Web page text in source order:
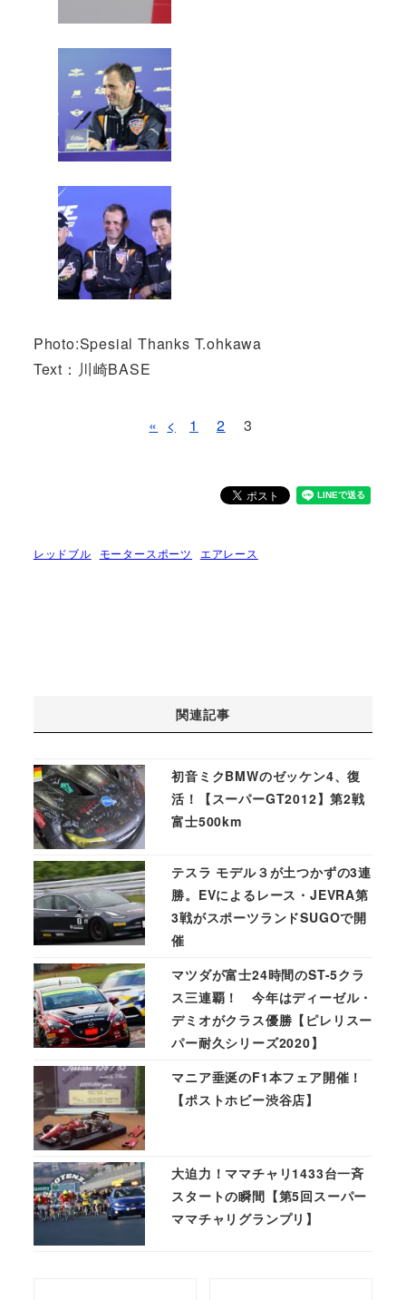
Photo:Spesial Thanks T.ohkawa
Text：川崎BASE
« < 1 2 3
レッドブル モータースポーツ エアレース
関連記事
初音ミクBMWのゼッケン4、復
活！【スーパーGT2012】第2戦
富士500km
テスラ モデル３が土つかずの3連
勝。EVによるレース・JEVRA第
3戦がスポーツランドSUGOで開
催
マツダが富士24時間のST-5クラ
ス三連覇！ 今年はディーゼル・
デミオがクラス優勝【ピレリスー
パー耐久シリーズ2020】
マニア垂涎のF1本フェア開催！
【ポストホビー渋谷店】
大迫力！ママチャリ1433台一斉
スタートの瞬間【第5回スーパー
ママチャリグランプリ】